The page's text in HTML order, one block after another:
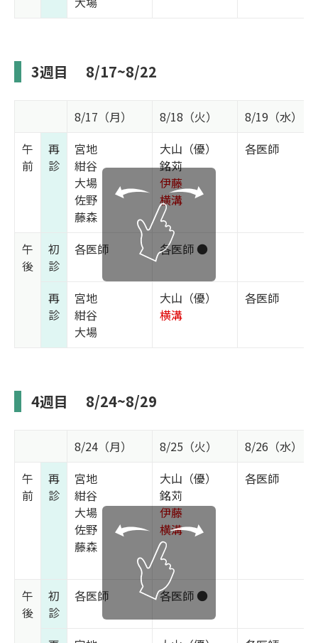
3週目 8/17~8/22
8/17（月） 8/18（火）
8/19（水）
午
前
再
診
宮地
紺谷
大場
佐野
藤森
大山（優）
銘苅
伊藤
横溝
各医師
午
後
初
診
各医師 各医師 ●
再
診
宮地
紺谷
大場
大山（優）
横溝
各医師
4週目 8/24~8/29
8/24（月） 8/25（火）
8/26（水）
午
前
再
診
宮地
紺谷
大場
佐野
藤森
大山（優）
銘苅
伊藤
横溝
各医師
午
後
初
診
各医師 各医師 ●